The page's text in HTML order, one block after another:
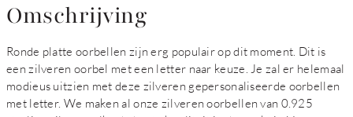
Omschrijving
Ronde platte oorbellen zijn erg populair op dit moment. Dit is
een zilveren oorbel met een letter naar keuze. Je zal er helemaal
modieus uitzien met deze zilveren gepersonaliseerde oorbellen
met letter. We maken al onze zilveren oorbellen van 0.925